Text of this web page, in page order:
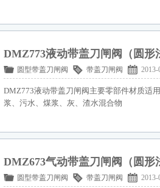
DMZ773液动带盖刀闸阀（圆形
圆型带盖刀闸阀 带盖刀闸阀 2013-
DMZ773液动带盖刀闸阀主要零部件材质适
浆、污水、煤浆、灰、渣水混合物
DMZ673气动带盖刀闸阀（圆形
圆型带盖刀闸阀 带盖刀闸阀 2013-